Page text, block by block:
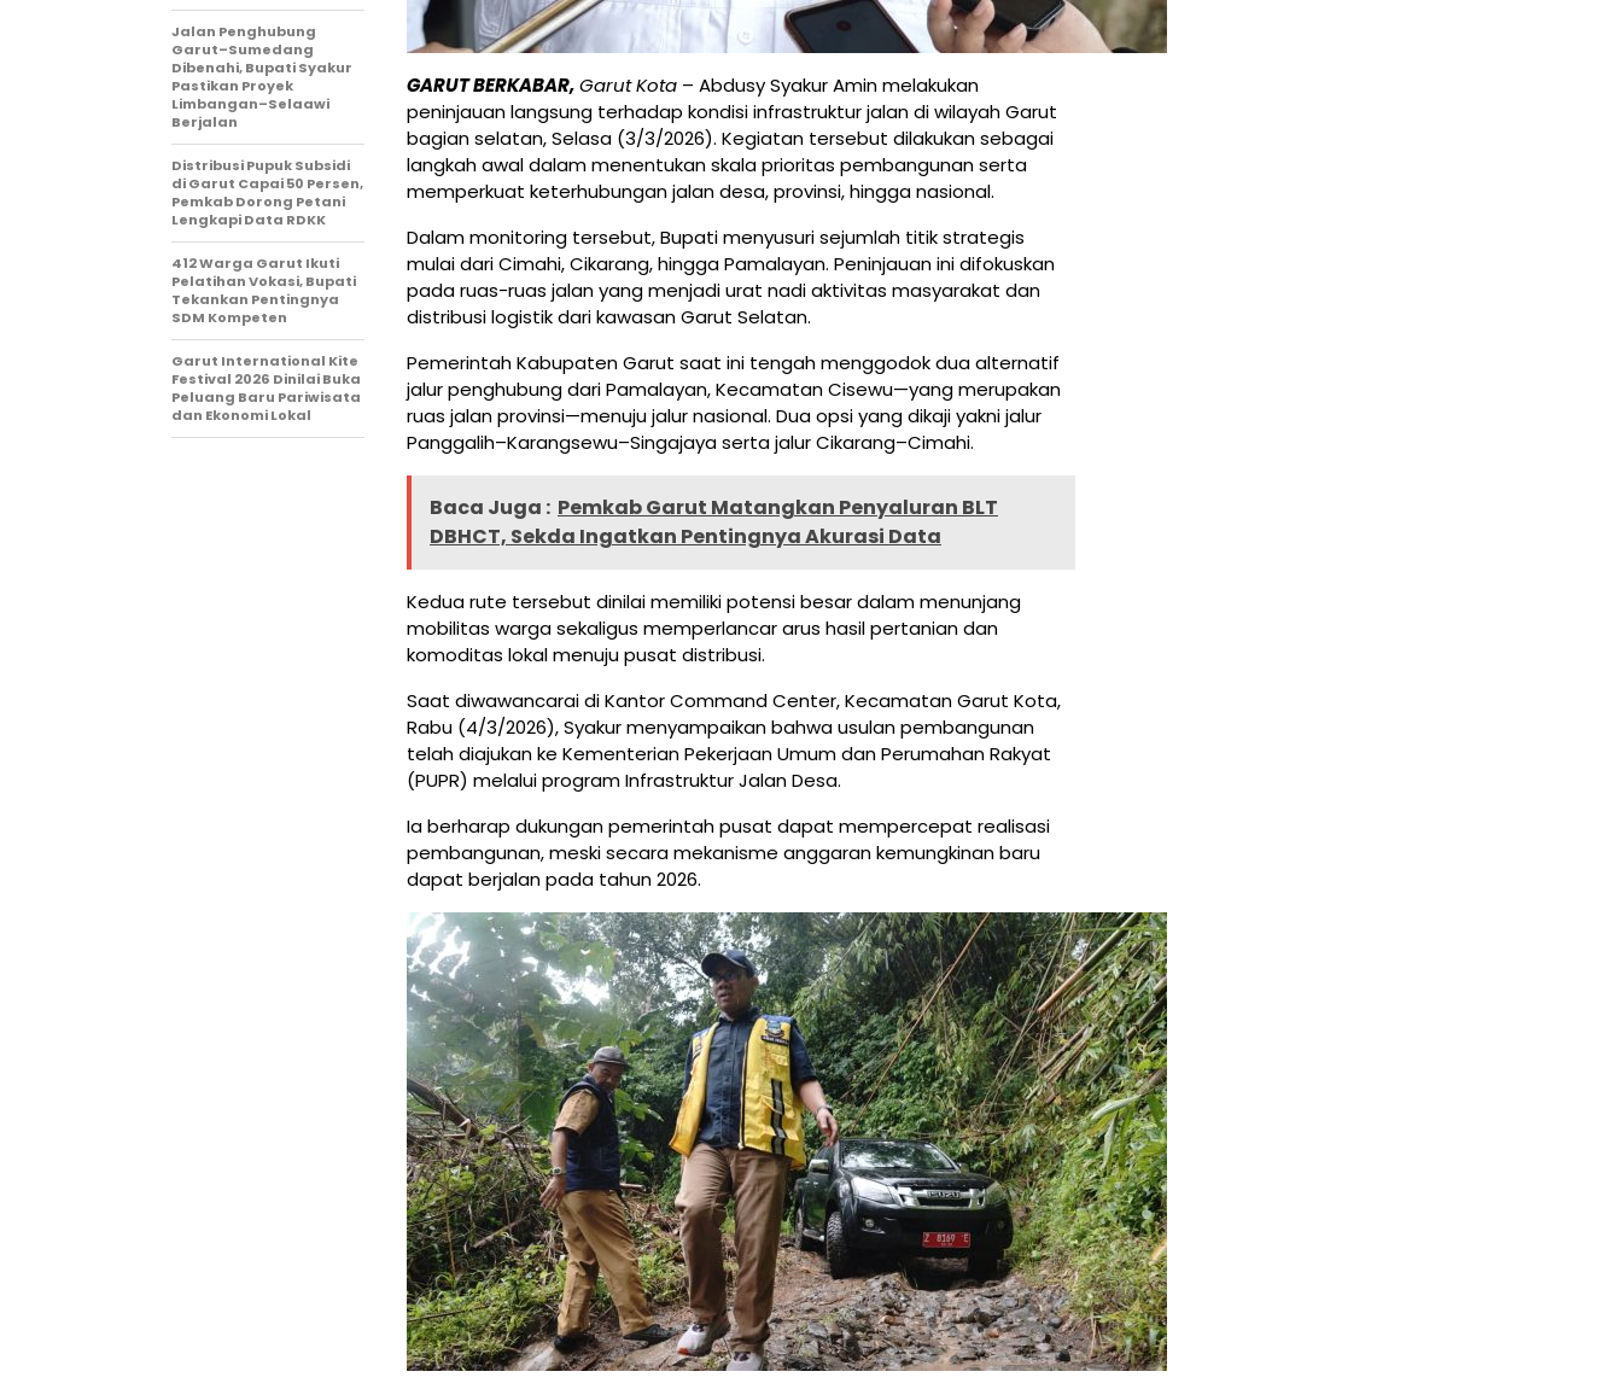
GARUT BERKABAR,Garut Kota – Abdusy Syakur Aminmelakukan
peninjauan langsung terhadap kondisi infrastruktur jalan di wilayah Garut
bagian selatan, Selasa (3/3/2026). Kegiatan tersebut dilakukan sebagai
langkah awal dalam menentukan skala prioritas pembangunan serta
memperkuat keterhubungan jalan desa, provinsi, hingga nasional.
Dalam monitoring tersebut, Bupati menyusuri sejumlah titik strategis
mulai dari Cimahi, Cikarang, hingga Pamalayan. Peninjauan ini difokuskan
pada ruas-ruas jalan yang menjadi urat nadi aktivitas masyarakat dan
distribusi logistik dari kawasan Garut Selatan.
Pemerintah Kabupaten Garut saat ini tengah menggodok dua alternatif
jalur penghubung dari Pamalayan, Kecamatan Cisewu—yang merupakan
ruas jalan provinsi—menuju jalur nasional. Dua opsi yang dikaji yakni jalur
Panggalih–Karangsewu–Singajaya serta jalur Cikarang–Cimahi.
Baca Juga : Pemkab Garut Matangkan Penyaluran BLT
DBHCT, Sekda Ingatkan Pentingnya Akurasi Data
Kedua rute tersebut dinilai memiliki potensi besar dalam menunjang
mobilitas warga sekaligus memperlancar arus hasil pertanian dan
komoditas lokal menuju pusat distribusi.
Saat diwawancarai di Kantor Command Center, Kecamatan Garut Kota,
Rabu (4/3/2026), Syakur menyampaikan bahwa usulan pembangunan
telah diajukan ke Kementerian Pekerjaan Umum dan Perumahan Rakyat
(PUPR) melalui program Infrastruktur Jalan Desa.
Ia berharap dukungan pemerintah pusat dapat mempercepat realisasi
pembangunan, meski secara mekanisme anggaran kemungkinan baru
dapat berjalan pada tahun 2026.
Jalan Penghubung
Garut–Sumedang
Dibenahi, Bupati Syakur
Pastikan Proyek
Limbangan–Selaawi
Berjalan
Distribusi Pupuk Subsidi
di Garut Capai 50 Persen,
Pemkab Dorong Petani
Lengkapi Data RDKK
412 Warga Garut Ikuti
Pelatihan Vokasi, Bupati
Tekankan Pentingnya
SDM Kompeten
Garut International Kite
Festival 2026 Dinilai Buka
Peluang Baru Pariwisata
dan Ekonomi Lokal